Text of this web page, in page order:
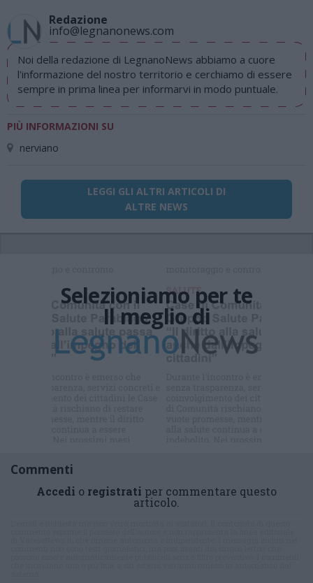
Redazione
info@legnanonews.com
Noi della redazione di LegnanoNews abbiamo a cuore
l'informazione del nostro territorio e cerchiamo di essere
sempre in prima linea per informarvi in modo puntuale.
PIÙ INFORMAZIONI SU
nerviano
LEGGI GLI ALTRI ARTICOLI DI
ALTRE NEWS
Selezioniamo per te
Il meglio di
Iscriviti alla
Commenti
Accedi o registrati per commentare questo
articolo.